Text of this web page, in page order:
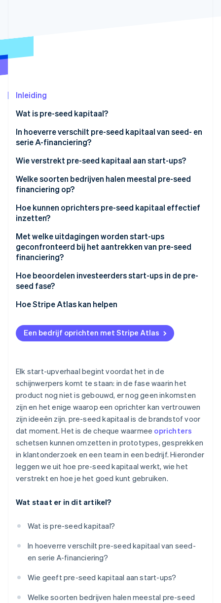
Online identiteitsverificatie
Stripe Sessions 2026
Nu bekijken
Inleiding
Wat is pre-seed kapitaal?
In hoeverre verschilt pre-seed kapitaal van seed- en
serie A-financiering?
Wie verstrekt pre-seed kapitaal aan start-ups?
Welke soorten bedrijven halen meestal pre-seed
financiering op?
Hoe kunnen oprichters pre-seed kapitaal effectief
inzetten?
Met welke uitdagingen worden start-ups
geconfronteerd bij het aantrekken van pre-seed
financiering?
Hoe beoordelen investeerders start-ups in de pre-
seed fase?
Hoe Stripe Atlas kan helpen
Aanmelden bij Atlas
Betalingen accepteren en bankieren voordat je EIN-
Aankoop van aandelen door de oprichter zonder
contant geld
Automatische indiening van
belastingkeuzeformulier 83(b)
Juridische bedrijfsdocumenten van wereldklasse
Een gratis jaar Stripe Payments, plus $ 50.000 aan
partnervoordelen en kortingen
Een bedrijf oprichten met Stripe Atlas
Elk start-upverhaal begint voordat het in de
schijnwerpers komt te staan: in de fase waarin het
product nog niet is gebouwd, er nog geen inkomsten
zijn en het enige waarop een oprichter kan vertrouwen
zijn ideeën zijn. pre-seed kapitaal is de brandstof voor
dat moment. Het is de cheque waarmee oprichters
schetsen kunnen omzetten in prototypes, gesprekken
in klantonderzoek en een team in een bedrijf. Hieronder
leggen we uit hoe pre-seed kapitaal werkt, wie het
verstrekt en hoe je het goed kunt gebruiken.
Wat staat er in dit artikel?
Wat is pre-seed kapitaal?
In hoeverre verschilt pre-seed kapitaal van seed-
en serie A-financiering?
Wie geeft pre-seed kapitaal aan start-ups?
Welke soorten bedrijven halen meestal pre-seed